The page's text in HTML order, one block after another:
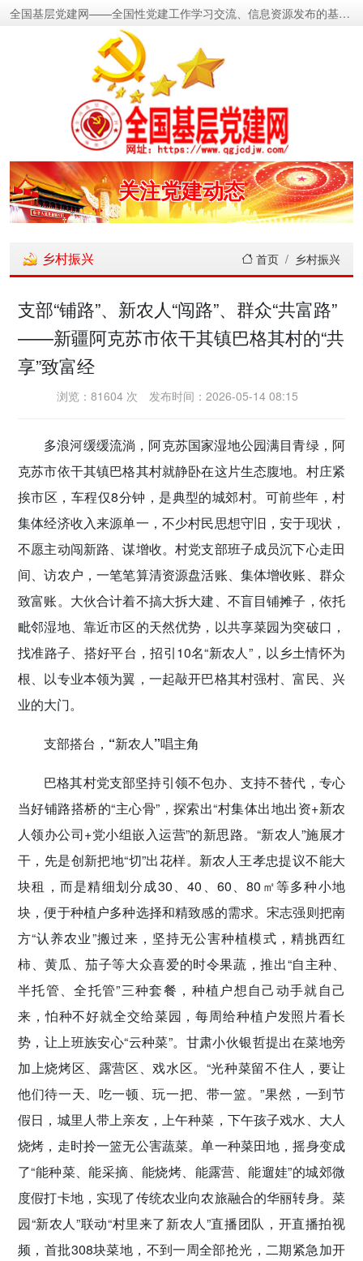
全国基层党建网——全国性党建工作学习交流、信息资源发布的基层党建新闻门户网
密切党群关系
传递党的声音
关注党建动态
传播党建理论
密切党群关系
传递党的声音
乡村振兴 首页 乡村振兴
支部“铺路”、新农人“闯路”、群众“共富路”
——新疆阿克苏市依干其镇巴格其村的“共
享”致富经
浏览：81604 次 发布时间：2026-05-14 08:15
多浪河缓缓流淌，阿克苏国家湿地公园满目青绿，阿
克苏市依干其镇巴格其村就静卧在这片生态腹地。村庄紧
挨市区，车程仅8分钟，是典型的城郊村。可前些年，村
集体经济收入来源单一，不少村民思想守旧，安于现状，
不愿主动闯新路、谋增收。村党支部班子成员沉下心走田
间、访农户，一笔笔算清资源盘活账、集体增收账、群众
致富账。大伙合计着不搞大拆大建、不盲目铺摊子，依托
毗邻湿地、靠近市区的天然优势，以共享菜园为突破口，
找准路子、搭好平台，招引10名“新农人”，以乡土情怀为
根、以专业本领为翼，一起敲开巴格其村强村、富民、兴
业的大门。
支部搭台，“新农人”唱主角
巴格其村党支部坚持引领不包办、支持不替代，专心
当好铺路搭桥的“主心骨”，探索出“村集体出地出资+新农
人领办公司+党小组嵌入运营”的新思路。“新农人”施展才
干，先是创新把地“切”出花样。新农人王孝忠提议不能大
块租，而是精细划分成30、40、60、80㎡等多种小地
块，便于种植户多种选择和精致感的需求。宋志强则把南
方“认养农业”搬过来，坚持无公害种植模式，精挑西红
柿、黄瓜、茄子等大众喜爱的时令果蔬，推出“自主种、
半托管、全托管”三种套餐，种植户想自己动手就自己
来，怕种不好就全交给菜园，每周给种植户发照片看长
势，让上班族安心“云种菜”。甘肃小伙银哲提出在菜地旁
加上烧烤区、露营区、戏水区。“光种菜留不住人，要让
他们待一天、吃一顿、玩一把、带一篮。”果然，一到节
假日，城里人带上亲友，上午种菜，下午孩子戏水、大人
烧烤，走时拎一篮无公害蔬菜。单一种菜田地，摇身变成
了“能种菜、能采摘、能烧烤、能露营、能遛娃”的城郊微
度假打卡地，实现了传统农业向农旅融合的华丽转身。菜
园“新农人”联动“村里来了新农人”直播团队，开直播拍视
频，首批308块菜地，不到一周全部抢光，二期紧急加开